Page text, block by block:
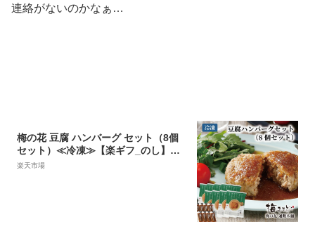
連絡がないのかなぁ…
梅の花 豆腐 ハンバーグ セット（8個
セット）≪冷凍≫【楽ギフ_のし】
【楽ギフ_のし宛書】【楽ギフ_メッセ
楽天市場